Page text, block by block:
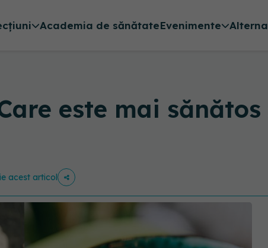
Academia de sănătateEvenimente
este mai
acest articol